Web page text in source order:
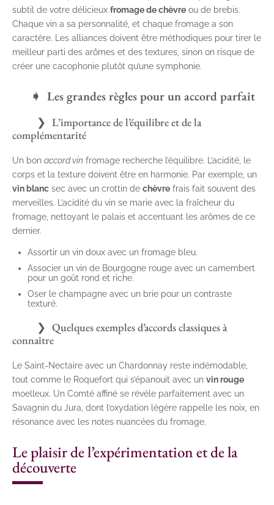
subtil de votre délicieux fromage de chèvre ou de brebis.
Chaque vin a sa personnalité, et chaque fromage a son
caractère. Les alliances doivent être méthodiques pour tirer le
meilleur parti des arômes et des textures, sinon on risque de
créer une cacophonie plutôt qu’une symphonie.
Les grandes règles pour un accord parfait
L’importance de l’équilibre et de la
complémentarité
Un bon accord vin fromage recherche l’équilibre. L’acidité, le
corps et la texture doivent être en harmonie. Par exemple, un
vin blanc sec avec un crottin de chèvre frais fait souvent des
merveilles. L’acidité du vin se marie avec la fraîcheur du
fromage, nettoyant le palais et accentuant les arômes de ce
dernier.
Assortir un vin doux avec un fromage bleu.
Associer un vin de Bourgogne rouge avec un camembert
pour un goût rond et riche.
Oser le champagne avec un brie pour un contraste
texturé.
Quelques exemples d’accords classiques à
connaître
Le Saint-Nectaire avec un Chardonnay reste indémodable,
tout comme le Roquefort qui s’épanouit avec un vin rouge
moelleux. Un Comté affiné se révèle parfaitement avec un
Savagnin du Jura, dont l’oxydation légère rappelle les noix, en
résonance avec les notes nuancées du fromage.
Le plaisir de l’expérimentation et de la
découverte